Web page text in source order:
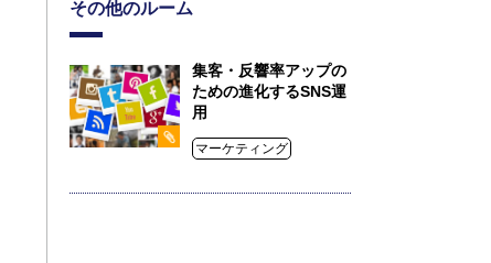
その他のルーム
集客・反響率アップの
ための進化するSNS運
用
マーケティング